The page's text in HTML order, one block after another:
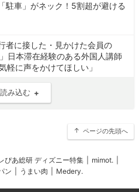
駐車」がネック！5割超が避ける
者に接した・見かけた会員の
日本滞在経験のある外国人講師
軽に声をかけてほしい」
み込む
ページの先頭へ
ぴあ総研 ディズニー特集 mimot.
ン うまい肉 Medery.